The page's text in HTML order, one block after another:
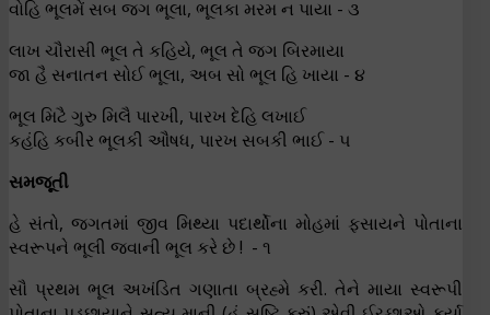
વોહિ ભૂલમેં સબ જગ ભૂલા, ભૂલકા મરમ ન પાયા - ૩
લાખ ચૌરાસી ભૂલ તે કહિયે, ભૂલ તે જગ બિરમાયા
જા હૈ સનાતન સોઈ ભૂલા, અબ સો ભૂલ હિ ખાયા - ૪
ભૂલ મિટૈ ગુરુ મિલૈ પારખી, પારખ દેહિ લખાઈ
કહંહિ કબીર ભૂલકી ઔષધ, પારખ સબકી ભાઈ - ૫
સમજૂતી
હે સંતો, જગતમાં જીવ મિથ્યા પદાર્થોના મોહમાં ફસાયને પોતાના
સ્વરૂપને ભૂલી જવાની ભૂલ કરે છે ! - ૧
સૌ પ્રથમ ભૂલ અખંડિત ગણાતા બ્રહ્મે કરી. તેને માયા સ્વરૂપી